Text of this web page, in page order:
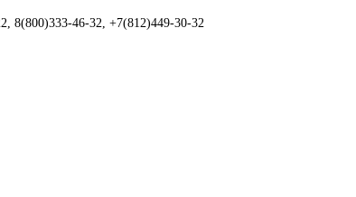
8(800)333-46-32, +7(812)449-30-32